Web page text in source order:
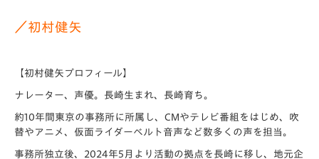
／初村健矢
【初村健矢プロフィール】
ナレーター、声優。長崎生まれ、長崎育ち。
約10年間東京の事務所に所属し、CMやテレビ番組をはじめ、吹
替やアニメ、仮面ライダーベルト音声など数多くの声を担当。
事務所独立後、2024年5月より活動の拠点を長崎に移し、地元企